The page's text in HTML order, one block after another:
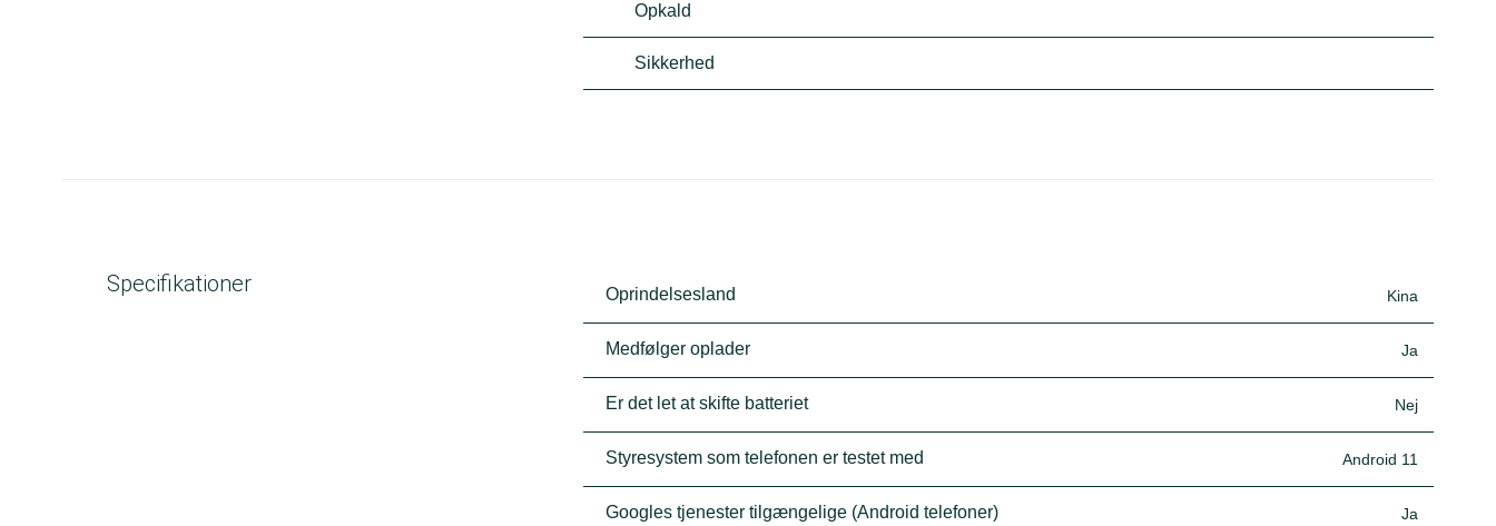
Opkald
Sikkerhed
Specifikationer Oprindelsesland Kina
Medfølger oplader Ja
Er det let at skifte batteriet Nej
Styresystem som telefonen er testet med Android 11
Googles tjenester tilgængelige (Android telefoner) Ja